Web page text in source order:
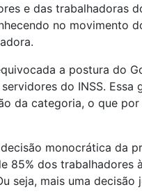
e das trabalhadoras
no movimento
a postura do
do INSS.
da categoria, o que
monocrática da
85% dos
seja, mais uma